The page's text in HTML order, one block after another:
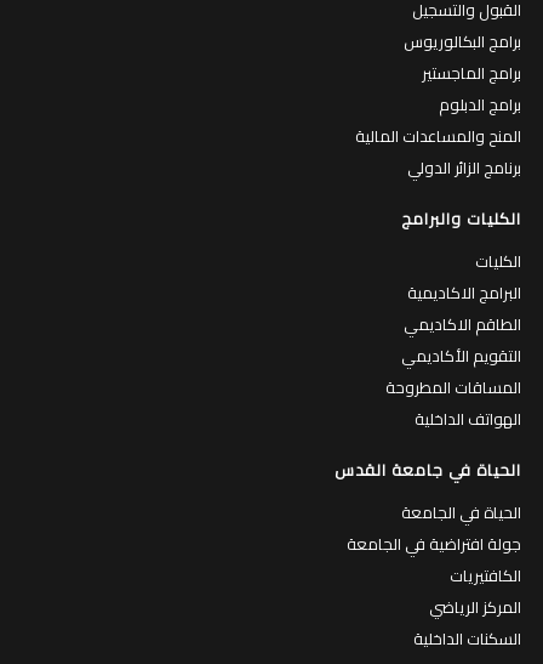
القبول والتسجيل
برامج البكالوريوس
برامج الماجستير
برامج الدبلوم
المنح والمساعدات المالية
برنامج الزائر الدولي
الكليات والبرامج
الكليات
البرامج الاكاديمية
الطاقم الاكاديمي
التقويم الأكاديمي
المساقات المطروحة
الهواتف الداخلية
الحياة في جامعة القدس
الحياة في الجامعة
جولة افتراضية في الجامعة
الكافتيريات
المركز الرياضي
السكنات الداخلية